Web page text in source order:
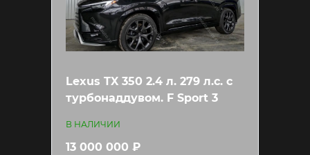
Lexus TX 350 2.4 л. 279 л.c. с
турбонаддувом. F Sport 3
В НАЛИЧИИ
13 000 000 ₽